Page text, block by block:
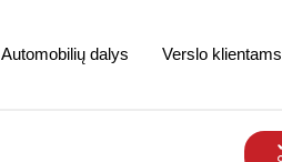
Automobilių dalys Verslo klientams